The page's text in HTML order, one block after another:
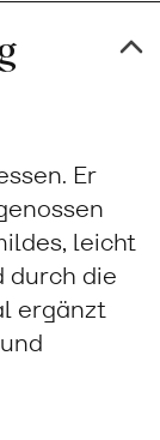
Er
leicht
durch die
ergänzt